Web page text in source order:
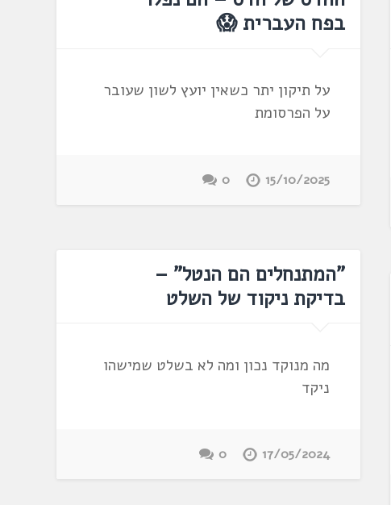
בפח העברית 😱
על תיקון יתר כשאין יועץ לשון שעובר
על הפרסומת
15/10/2025
0
"המתנחלים הם הנטל" –
בדיקת ניקוד של השלט
מה מנוקד נכון ומה לא בשלט שמישהו
ניקד
17/05/2024
0